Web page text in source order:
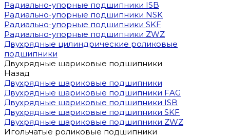
Радиально-упорные подшипники ISB
Радиально-упорные подшипники NSK
Радиально-упорные подшипники SKF
Радиально-упорные подшипники ZWZ
Двухрядные цилиндрические роликовые
подшипники
Двухрядные шариковые подшипники
Назад
Двухрядные шариковые подшипники
Двухрядные шариковые подшипники FAG
Двухрядные шариковые подшипники ISB
Двухрядные шариковые подшипники SKF
Двухрядные шариковые подшипники ZWZ
Игольчатые роликовые подшипники